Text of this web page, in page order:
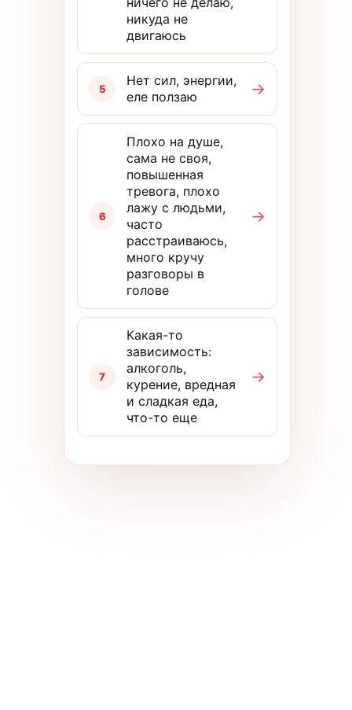
никуда не
двигаюсь
5
Нет сил, энергии,
еле ползаю
→
6
Плохо на душе,
сама не своя,
повышенная
тревога, плохо
лажу с людьми,
часто
расстраиваюсь,
много кручу
разговоры в
голове
→
7
Какая-то
зависимость:
алкоголь,
курение, вредная
и сладкая еда,
что-то еще
→